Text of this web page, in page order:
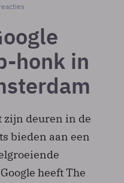
honk in
zijn deuren in de
bieden aan een
heeft The